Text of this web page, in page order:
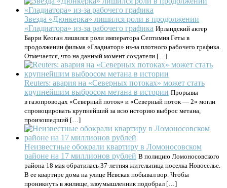
Звезда «Дюнкерка» лишился роли в продолжении
«Гладиатора» из-за рабочего графика Ирландский актер
Барри Кеоган лишился роли императора Септимия Геты в
продолжении фильма «Гладиатор» из-за плотного рабочего графика.
Отмечается, что на данный момент создатели […]
Reuters: авария на «Северных потоках» может стать
крупнейшим выбросом метана в истории Прорывы
в газопроводах «Северный поток» и «Северный поток — 2» могли
спровоцировать крупнейший за всю историю выброс метана,
произошедший […]
Неизвестные обокрали квартиру в Ломоносовском
районе на 17 миллионов рублей В полицию Ломоносовского
района 18 мая обратилась 37-летняя жительница поселка Новоселье.
В ее квартире дома на улице Невская побывал вор. Чтобы
проникнуть в жилище, злоумышленник подобрал […]